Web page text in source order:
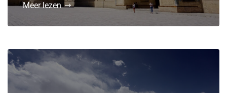
Meer lezen